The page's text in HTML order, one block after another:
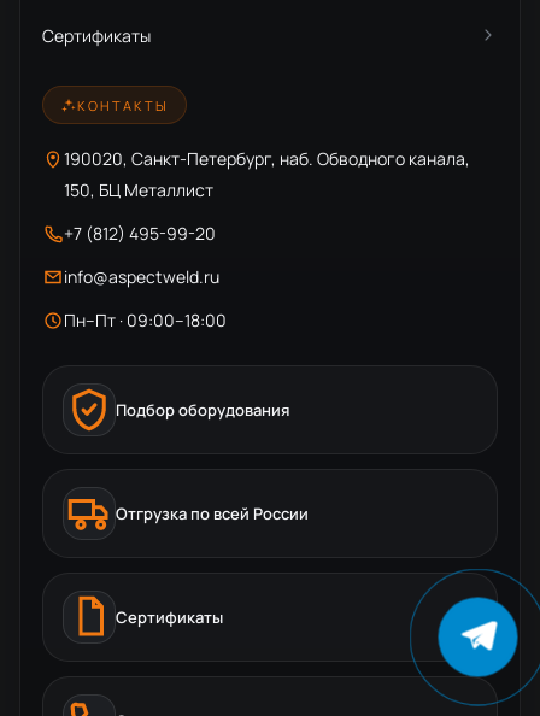
Сертификаты
КОНТАКТЫ
190020, Санкт-Петербург, наб. Обводного канала,
150, БЦ Металлист
+7 (812) 495-99-20
info@aspectweld.ru
Пн–Пт · 09:00–18:00
Подбор оборудования
Отгрузка по всей России
Сертификаты